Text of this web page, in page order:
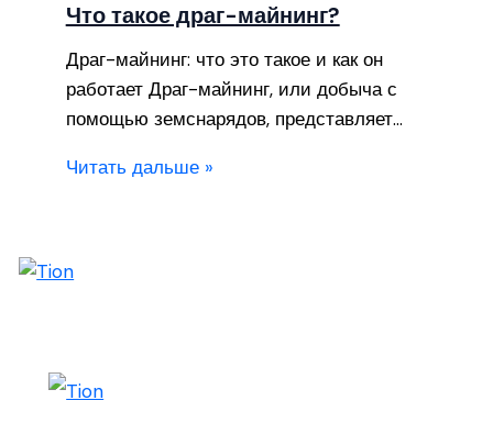
Что такое драг-майнинг?
Драг-майнинг: что это такое и как он
работает Драг-майнинг, или добыча с
помощью земснарядов, представляет…
Читать дальше »